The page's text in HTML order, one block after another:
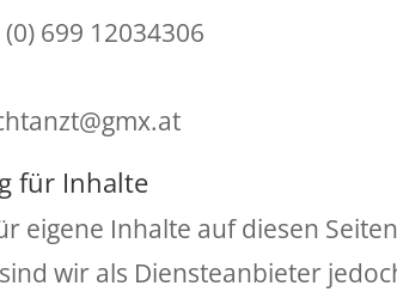
699 12034306
für Inhalte
eigene Inhalte auf diesen
wir als Diensteanbieter